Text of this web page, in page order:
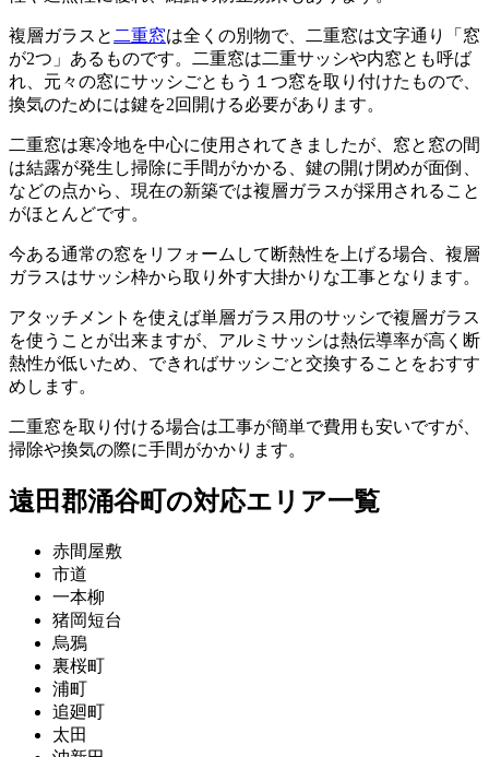
複層ガラスと 二重窓は全くの別物で、二重窓は文字通り「窓
が2つ」あるものです。二重窓は二重サッシや内窓とも呼ば
れ、元々の窓にサッシごともう１つ窓を取り付けたもので、
換気のためには鍵を2回開ける必要があります。
二重窓は寒冷地を中心に使用されてきましたが、窓と窓の間
は結露が発生し掃除に手間がかかる、鍵の開け閉めが面倒、
などの点から、現在の新築では複層ガラスが採用されること
がほとんどです。
今ある通常の窓をリフォームして断熱性を上げる場合、複層
ガラスはサッシ枠から取り外す大掛かりな工事となります。
アタッチメントを使えば単層ガラス用のサッシで複層ガラス
を使うことが出来ますが、アルミサッシは熱伝導率が高く断
熱性が低いため、できればサッシごと交換することをおすす
めします。
二重窓を取り付ける場合は工事が簡単で費用も安いですが、
掃除や換気の際に手間がかかります。
遠田郡涌谷町の対応エリア一覧
赤間屋敷
市道
一本柳
猪岡短台
烏鴉
裏桜町
浦町
追廻町
太田